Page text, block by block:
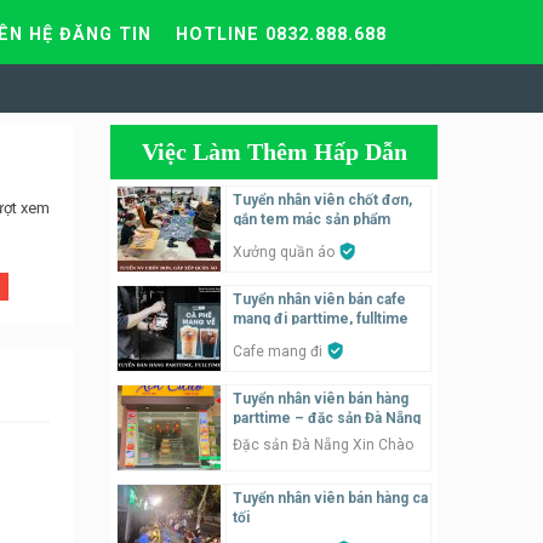
HỆ ĐĂNG TIN HOTLINE 0832.888.688
xem
Việc Làm Thêm Hấp Dẫn
Tuyển nhân viên chốt đơn,
gắn tem mác sản phẩm
Xưởng quần áo
Tuyển nhân viên bán cafe
mang đi parttime, fulltime
Cafe mang đi
Tuyển nhân viên bán hàng
parttime – đặc sản Đà Nẵng
Đặc sản Đà Nẵng Xin Chào
Tuyển nhân viên bán hàng ca
tối